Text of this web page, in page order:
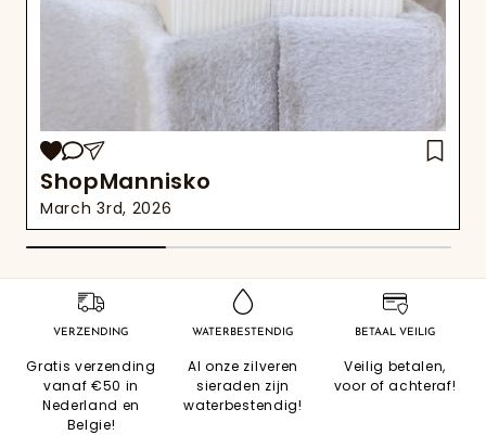
ShopMannisko
March 3rd, 2026
VERZENDING
Gratis verzending
vanaf €50 in
Nederland en
Belgie!
WATERBESTENDIG
Al onze zilveren
sieraden zijn
waterbestendig!
BETAAL VEILIG
Veilig betalen,
voor of achteraf!